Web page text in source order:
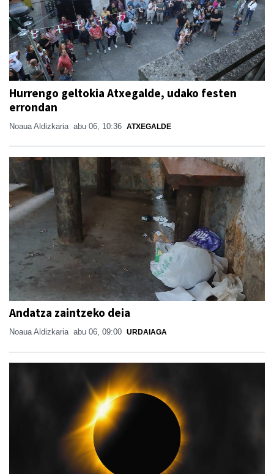
Hurrengo geltokia Atxegalde, udako festen
errondan
Noaua Aldizkaria abu 06, 10:36 ATXEGALDE
Andatza zaintzeko deia
Noaua Aldizkaria abu 06, 09:00 URDAIAGA